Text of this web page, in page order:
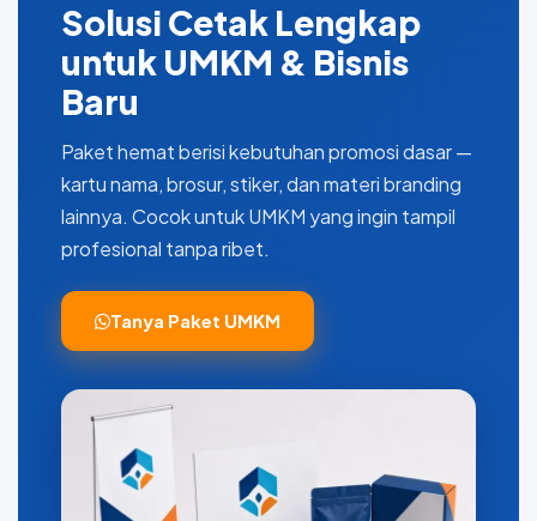
Solusi Cetak Lengkap
untuk UMKM & Bisnis
Baru
Paket hemat berisi kebutuhan promosi dasar —
kartu nama, brosur, stiker, dan materi branding
lainnya. Cocok untuk UMKM yang ingin tampil
profesional tanpa ribet.
Tanya Paket UMKM